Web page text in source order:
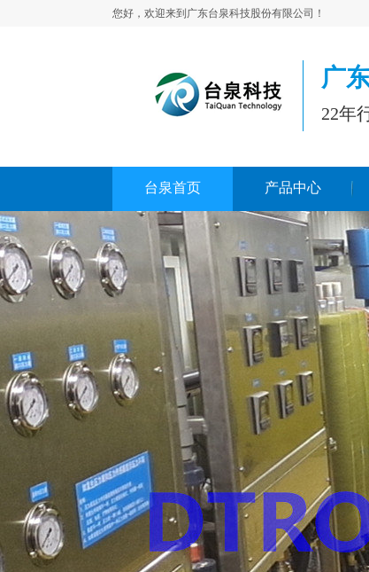
您好，欢迎来到广东台泉科技股份有限公司！
广
22年
台泉首页 产品中心